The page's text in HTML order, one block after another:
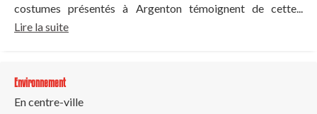
costumes présentés à Argenton témoignent de cette...
Lire la suite
Environnement
En centre-ville